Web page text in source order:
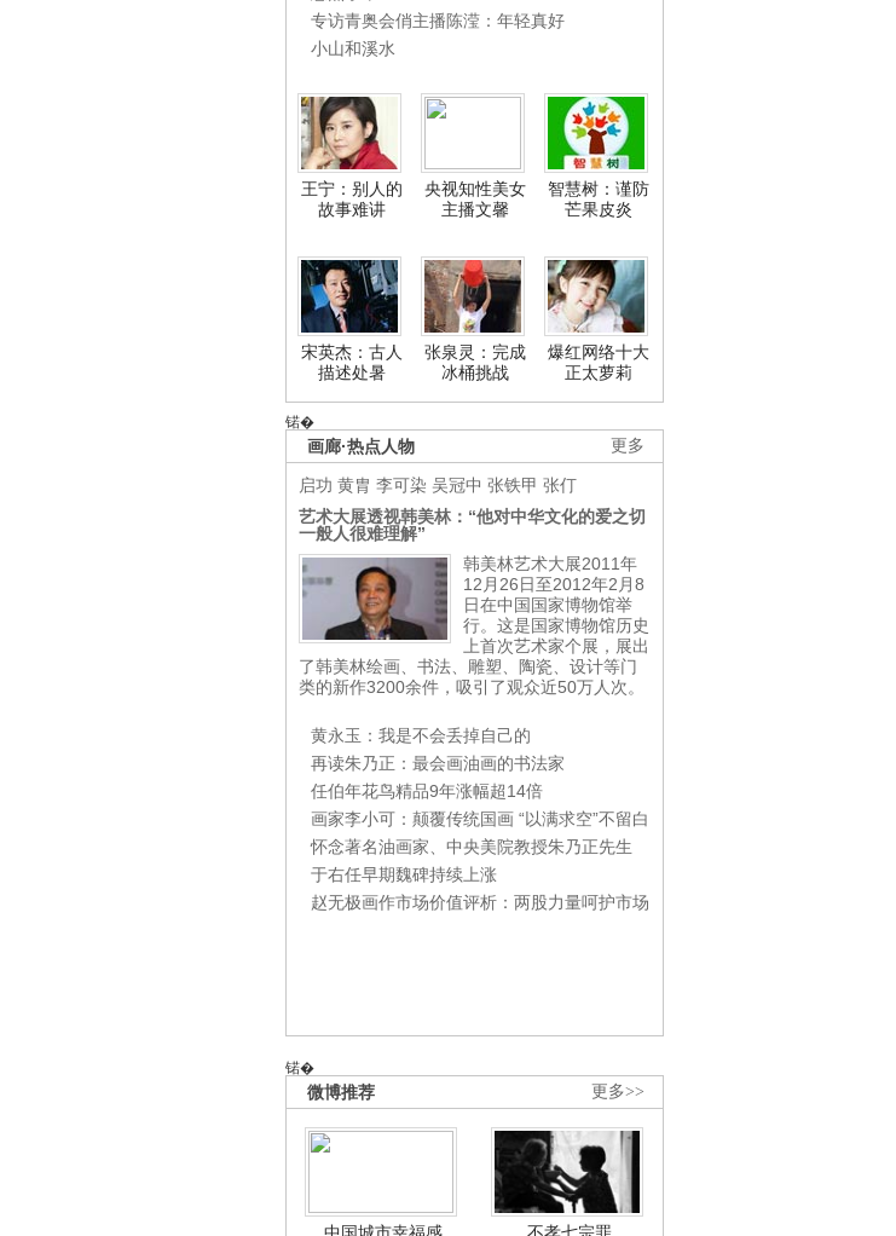
专访青奥会俏主播陈滢：年轻真好
小山和溪水
王宁：别人的
故事难讲
央视知性美女
主播文馨
智慧树：谨防
芒果皮炎
宋英杰：古人
描述处暑
张泉灵：完成
冰桶挑战
爆红网络十大
正太萝莉
锘�
更多
画廊·热点人物
启功 黄胄 李可染 吴冠中 张铁甲 张仃
艺术大展透视韩美林：“他对中华文化的爱之切
一般人很难理解”
韩美林艺术大展2011年
12月26日至2012年2月8
日在中国国家博物馆举
行。这是国家博物馆历史
上首次艺术家个展，展出
了韩美林绘画、书法、雕塑、陶瓷、设计等门
类的新作3200余件，吸引了观众近50万人次。
黄永玉：我是不会丢掉自己的
再读朱乃正：最会画油画的书法家
任伯年花鸟精品9年涨幅超14倍
画家李小可：颠覆传统国画 “以满求空”不留白
怀念著名油画家、中央美院教授朱乃正先生
于右任早期魏碑持续上涨
赵无极画作市场价值评析：两股力量呵护市场
锘�
更多>>
微博推荐